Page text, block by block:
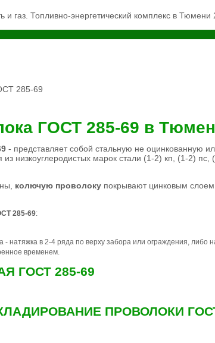
и газ. Топливно-энергетический комплекс в Тюмени
285-69
ГОСТ 285-69 в
- представляет собой стальную не оцинкованную
низкоуглеродистых марок стали (1-2) кп, (1-2) пс,
колючую проволоку покрывают цинковым
285-69:
- натяжка в 2-4 ряда по верху забора или ограждения, либо
временем.
ГОСТ 285-69
ПРОВОЛОКИ